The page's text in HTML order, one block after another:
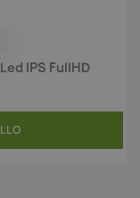
IPS FullHD